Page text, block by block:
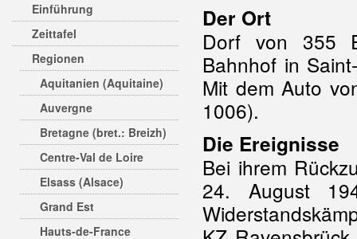
Einführung
Zeittafel
Regionen
Aquitanien (Aquitaine)
Auvergne
Bretagne (bret.: Breizh)
Centre-Val de Loire
Elsass (Alsace)
Grand Est
Hauts-de-France
Der Ort
Dorf von 355
Bahnhof in
Mit dem Auto
1006).
Die Ereignisse
Bei ihrem
24. August